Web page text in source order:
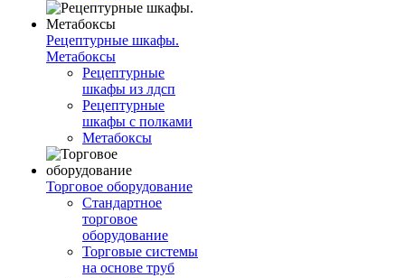
Рецептурные шкафы.
Метабоксы
Рецептурные
шкафы из лдсп
Рецептурные
шкафы с полками
Метабоксы
Торговое оборудование
Стандартное
торговое
оборудование
Торговые системы
на основе труб